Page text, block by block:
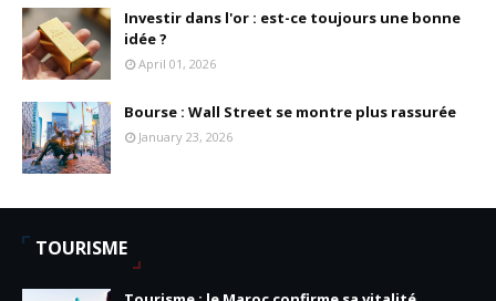
Investir dans l'or : est-ce toujours une bonne
idée ?
April 01, 2026
Bourse : Wall Street se montre plus rassurée
January 23, 2026
TOURISME